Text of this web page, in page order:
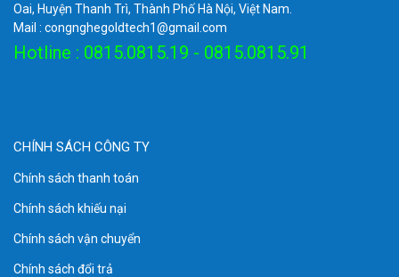
Oai, Huyện Thanh Trì, Thành Phố Hà Nội, Việt Nam.
Mail : congnghegoldtech1@gmail.com
Hotline : 0815.0815.19 - 0815.0815.91
CHÍNH SÁCH CÔNG TY
Chính sách thanh toán
Chính sách khiếu nại
Chính sách vận chuyển
Chính sách đổi trả